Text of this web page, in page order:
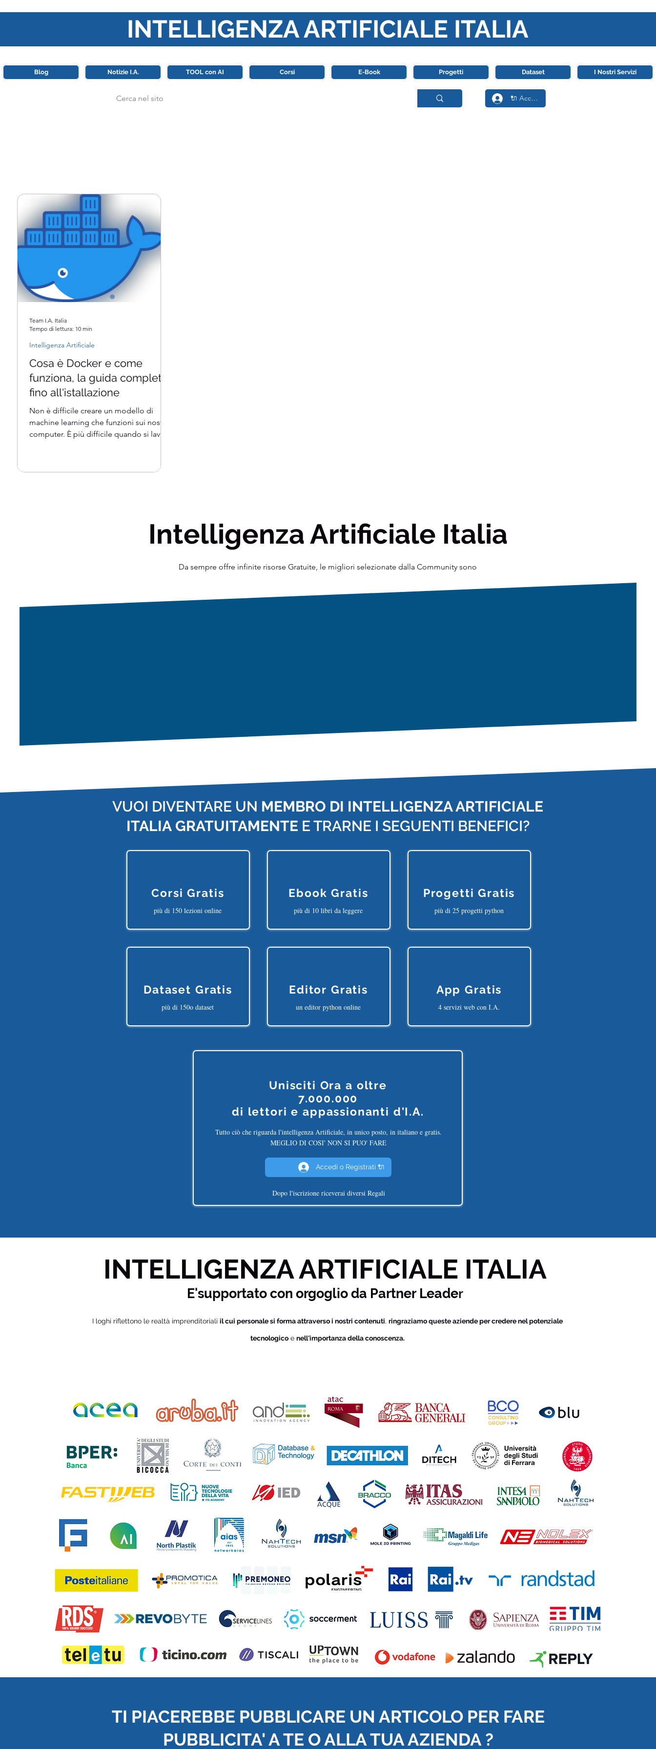
INTELLIGENZA ARTIFICIALE ITALIA
Blog Notizie I.A. TOOL con AI Corsi E-Book Progetti Dataset I Nostri Servizi
🔌 Accedi
Cosa è Docker e come
funziona, la guida completa
fino all'istallazione
Non è difficile creare un modello di
machine learning che funzioni sui nostri
computer. È più difficile quando si lavora
Intelligenza Artificiale
Team I.A. Italia
Tempo di lettura: 10 min
Intelligenza Artificiale Italia
Da sempre offre infinite risorse Gratuite, le migliori selezionate dalla Community sono
VUOI DIVENTARE UN MEMBRO DI INTELLIGENZA ARTIFICIALE
ITALIA GRATUITAMENTE E TRARNE I SEGUENTI BENEFICI?
Corsi Gratis
più di 150 lezioni online
Dataset Gratis
più di 150o dataset
Ebook Gratis
più di 10 libri da leggere
Editor Gratis
un editor python online
Progetti Gratis
più di 25 progetti python
App Gratis
4 servizi web con I.A.
Unisciti Ora a oltre
7.000.000
di lettori e appassionanti d'I.A.
Tutto ciò che riguarda l'intelligenza Artificiale, in unico posto, in italiano e gratis.
MEGLIO DI COSI' NON SI PUO' FARE
Accedi o Registrati 🔌
Dopo l'iscrizione riceverai diversi Regali
INTELLIGENZA ARTIFICIALE ITALIA
E'supportato con orgoglio da Partner Leader
I loghi riflettono le realtà imprenditoriali il cui personale si forma attraverso i nostri contenuti, ringraziamo queste aziende per credere nel potenziale
tecnologico e nell'importanza della conoscenza.
TI PIACEREBBE PUBBLICARE UN ARTICOLO PER FARE
PUBBLICITA' A TE O ALLA TUA AZIENDA ?